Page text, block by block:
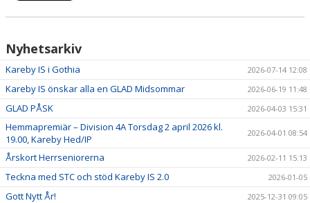
Nyhetsarkiv
Kareby IS i Gothia 2026-07-14 12:08
Kareby IS önskar alla en GLAD Midsommar 2026-06-19 11:48
GLAD PÅSK 2026-04-03 15:31
Hemmapremiär – Division 4A Torsdag 2 april 2026 kl.
19.00, Kareby Hed/IP
2026-04-01 08:54
Årskort Herrseniorerna 2026-02-11 15:13
Teckna med STC och stöd Kareby IS 2.0 2026-01-05
Gott Nytt År! 2025-12-31 09:05